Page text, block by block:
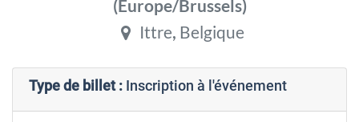
(Europe/Brussels)
Ittre, Belgique
Type de billet : Inscription à l'événement